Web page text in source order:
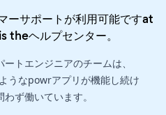
サポートが利用可能ですat
theヘルプセンター。
トエンジニアのチームは、
うなpowrアプリが機能し続け
ず働いています。